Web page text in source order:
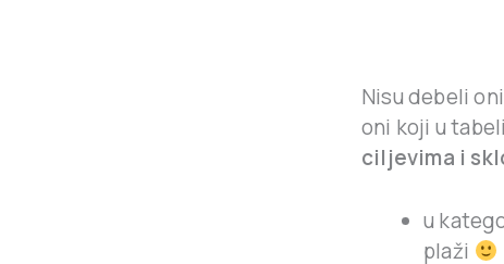
Nisu debeli
oni koji u
ciljevima i
u
plaži